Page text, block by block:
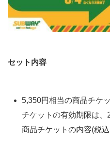
セット内容
5,350円相当の商品チケ
チケットの有効期限は
商品チケットの内容(税